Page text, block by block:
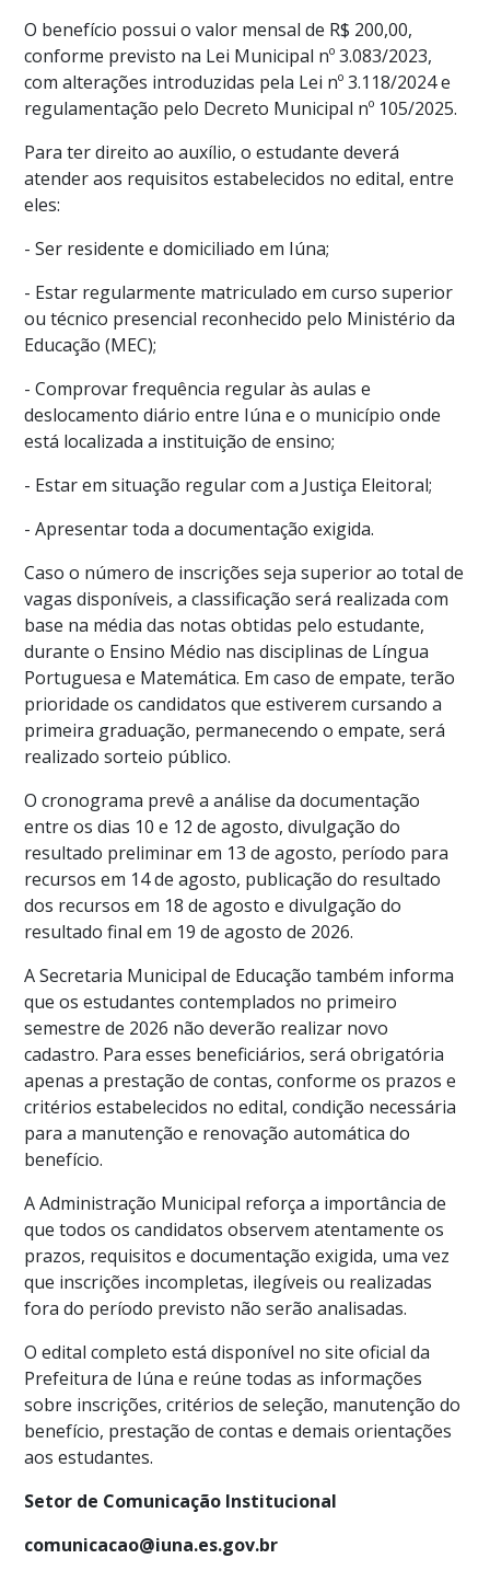
O benefício possui o valor mensal de R$ 200,00,
conforme previsto na Lei Municipal nº 3.083/2023,
com alterações introduzidas pela Lei nº 3.118/2024 e
regulamentação pelo Decreto Municipal nº 105/2025.
Para ter direito ao auxílio, o estudante deverá
atender aos requisitos estabelecidos no edital, entre
eles:
- Ser residente e domiciliado em Iúna;
- Estar regularmente matriculado em curso superior
ou técnico presencial reconhecido pelo Ministério da
Educação (MEC);
- Comprovar frequência regular às aulas e
deslocamento diário entre Iúna e o município onde
está localizada a instituição de ensino;
- Estar em situação regular com a Justiça Eleitoral;
- Apresentar toda a documentação exigida.
Caso o número de inscrições seja superior ao total de
vagas disponíveis, a classificação será realizada com
base na média das notas obtidas pelo estudante,
durante o Ensino Médio nas disciplinas de Língua
Portuguesa e Matemática. Em caso de empate, terão
prioridade os candidatos que estiverem cursando a
primeira graduação, permanecendo o empate, será
realizado sorteio público.
O cronograma prevê a análise da documentação
entre os dias 10 e 12 de agosto, divulgação do
resultado preliminar em 13 de agosto, período para
recursos em 14 de agosto, publicação do resultado
dos recursos em 18 de agosto e divulgação do
resultado final em 19 de agosto de 2026.
A Secretaria Municipal de Educação também informa
que os estudantes contemplados no primeiro
semestre de 2026 não deverão realizar novo
cadastro. Para esses beneficiários, será obrigatória
apenas a prestação de contas, conforme os prazos e
critérios estabelecidos no edital, condição necessária
para a manutenção e renovação automática do
benefício.
A Administração Municipal reforça a importância de
que todos os candidatos observem atentamente os
prazos, requisitos e documentação exigida, uma vez
que inscrições incompletas, ilegíveis ou realizadas
fora do período previsto não serão analisadas.
O edital completo está disponível no site oficial da
Prefeitura de Iúna e reúne todas as informações
sobre inscrições, critérios de seleção, manutenção do
benefício, prestação de contas e demais orientações
aos estudantes.
Setor de Comunicação Institucional
comunicacao@iuna.es.gov.br